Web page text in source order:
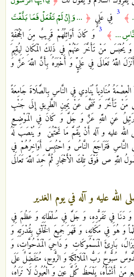
﴾ 3 فِي عَلِيٍ‏ ﴿ ... وَإِنْ لَمْ تَفْعَلْ فَمَا بَلَّغْتَ
... ﴾ 3 وَ كَانَ أَوَائِلُهُمْ قَرِيبٌ مِنَ الْجُحْفَةِ
يُحْبَسَ مَنْ تَأَخَّرَ عَنْهُمْ فِي ذَلِكَ الْمَكَانِ لِيُقِيمَ
اللَّهُ تَعَالَى فِي عَلِيٍّ وَ أَخْبَرَهُ بِأَنَّ اللَّهَ عَزَّ وَ
مُنَادِياً يُنَادِي فِي النَّاسِ بِالصَّلَاةَ جَامِعَةً
تَأَخَّرَ وَ تَنَحَّى عَنْ يَمِينِ الطَّرِيقِ إِلَى جَنْبِ
عَنِ اللَّهِ عَزَّ وَ جَلَّ وَ كَانَ فِي الْمَوْضِعِ
عليه و آله أَنْ يُقَمَّ مَا تَحْتَهُنَ‏ وَ يُنْصَبَ لَهُ
النَّاسِ فَتَرَاجَعَ النَّاسُ وَ احْتُبِسَ أَوَاخِرُهُمْ فِي
اللَّهِ ص فَوْقَ تِلْكَ الْأَحْجَارِ ثُمَّ حَمِدَ اللَّهَ تَعَالَى
عليه و آله في يوم الغدير
وَ دَنَا فِي تَفَرُّدِهِ، وَ جَلَّ فِي سُلْطَانِهِ وَ عَظُمَ فِي
وَ هُوَ فِي مَكَانِهِ، وَ قَهَرَ جَمِيعَ الْخَلْقِ بِقُدْرَتِهِ وَ
يَزَالُ، بَارِئَ الْمَسْمُوكَاتِ‏ وَ دَاحِيَ الْمَدْحُوَّاتِ، وَ
سُبُّوحٌ رَبُّ الْمَلَائِكَةِ وَ الرُّوحِ، مُتَفَضِّلٌ عَلَى
مَنْ أَنْشَأَهُ، يَلْحَظُ كُلَّ عَيْنٍ وَ الْعُيُونُ لَا تَرَاهُ،